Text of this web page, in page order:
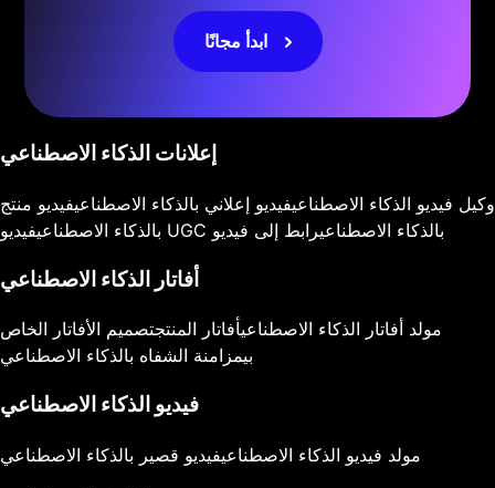
ابدأ مجانًا
إعلانات الذكاء الاصطناعي
وكيل فيديو الذكاء الاصطناعيفيديو إعلاني بالذكاء الاصطناعيفيديو منتج
بالذكاء الاصطناعي
فيديو UGC بالذكاء الاصطناعيرابط إلى فيديو
أفاتار الذكاء الاصطناعي
مولد أفاتار الذكاء الاصطناعيأفاتار المنتجتصميم الأفاتار الخاص
بيمزامنة الشفاه بالذكاء الاصطناعي
فيديو الذكاء الاصطناعي
مولد فيديو الذكاء الاصطناعيفيديو قصير بالذكاء الاصطناعي